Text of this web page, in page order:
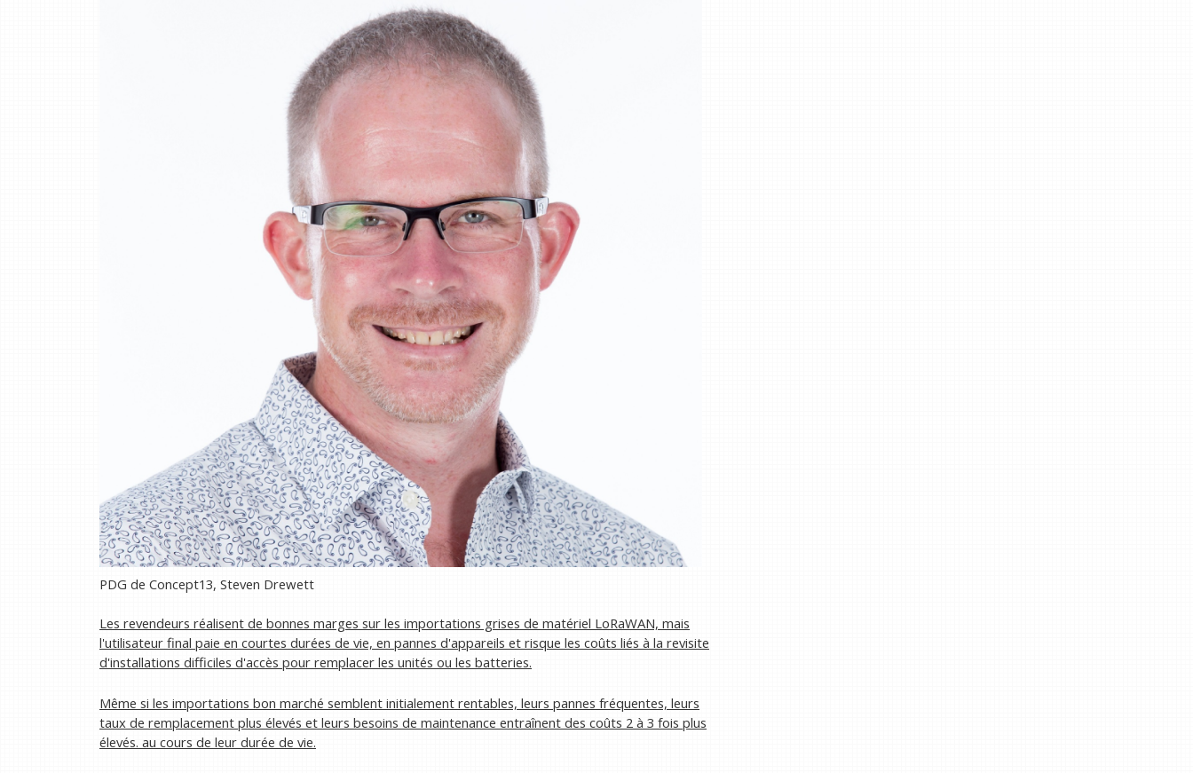
PDG de Concept13, Steven Drewett
Les revendeurs réalisent de bonnes marges sur les importations grises de matériel LoRaWAN, mais
l'utilisateur final paie en courtes durées de vie, en pannes d'appareils et risque les coûts liés à la revisite
d'installations difficiles d'accès pour remplacer les unités ou les batteries.
Même si les importations bon marché semblent initialement rentables, leurs pannes fréquentes, leurs
taux de remplacement plus élevés et leurs besoins de maintenance entraînent des coûts 2 à 3 fois plus
élevés. au cours de leur durée de vie.